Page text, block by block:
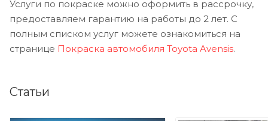
Услуги по покраске можно оформить в рассрочку,
предоставляем гарантию на работы до 2 лет. С
полным списком услуг можете ознакомиться на
странице Покраска автомобиля Toyota Avensis.
Статьи